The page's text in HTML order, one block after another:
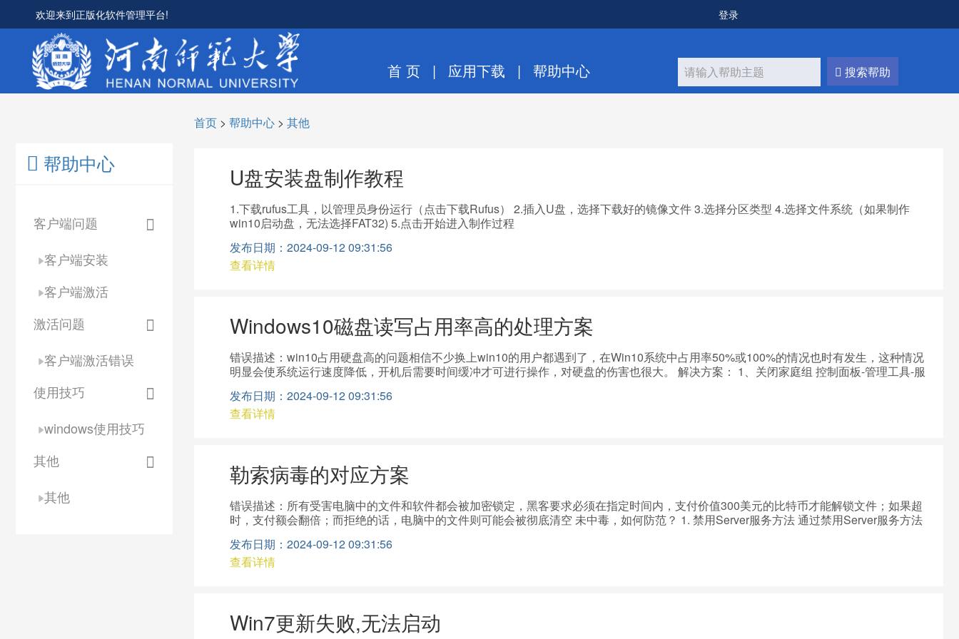
欢迎来到正版化软件管理平台! 登录
首 页 | 应用下载 | 帮助中心 搜索帮助
帮助中心
客户端问题
客户端安装
客户端激活
激活问题
客户端激活错误
使用技巧
windows使用技巧
其他
其他
首页 > 帮助中心 > 其他
U盘安装盘制作教程
1.下载rufus工具，以管理员身份运行（点击下载Rufus） 2.插入U盘，选择下载好的镜像文件 3.选择分区类型 4.选择文件系统（如果制作
win10启动盘，无法选择FAT32) 5.点击开始进入制作过程
发布日期：2024-09-12 09:31:56
查看详情
Windows10磁盘读写占用率高的处理方案
错误描述：win10占用硬盘高的问题相信不少换上win10的用户都遇到了，在Win10系统中占用率50%或100%的情况也时有发生，这种情况
明显会使系统运行速度降低，开机后需要时间缓冲才可进行操作，对硬盘的伤害也很大。 解决方案： 1、关闭家庭组 控制面板-管理工具-服
的列表选择“禁用”。然后在服务状态下单击“停止”按钮，修改后单击“确定”按钮保存设置。--同样，对HomeGroupProvider服务也采取相同的
处理方法。关闭家庭组后磁盘读写次数大大减少 2、关闭自动维护计划任务 打开路径：C:Windows/System32/Tasks/Microsoft/Windows --
择你使用的Internet网络，右击选择属性，把如图所示的选项去掉钩，并点击 确定 保存 5、关闭Windows Defender 打开控制面板-所有控制
面板项-Windows Defender
发布日期：2024-09-12 09:31:56
查看详情
勒索病毒的对应方案
错误描述：所有受害电脑中的文件和软件都会被加密锁定，黑客要求必须在指定时间内，支付价值300美元的比特币才能解锁文件；如果超
时，支付额会翻倍；而拒绝的话，电脑中的文件则可能会被彻底清空 未中毒，如何防范？ 1. 禁用Server服务方法 通过禁用Server服务方法
Server禁用。具体的操作步骤，请参考下面的博客 http://www.cnblogs.com/qiyeboy/p/6848935.html 2. 及时安装安全补丁 通过安装补丁来实
现电脑的永久防护。目前微软已发布补丁MS17-010修复了“永恒之蓝”攻击的系统漏洞，请用户尽快为电脑安装此补丁。请参考：
启用Windows防火墙，进入“高级设置”，禁用“文件和打印机共享”设置；或启用个人防火墙关闭445以及135、137、138、139等高风险端
口。关闭Windows445端口请参考下面的文章 https://my.oschina.net/zhubaoxin/blog/899924 关闭135、137、138端口 在网络邻居上点右键
发布日期：2024-09-12 09:31:56
查看详情
Win7更新失败,无法启动